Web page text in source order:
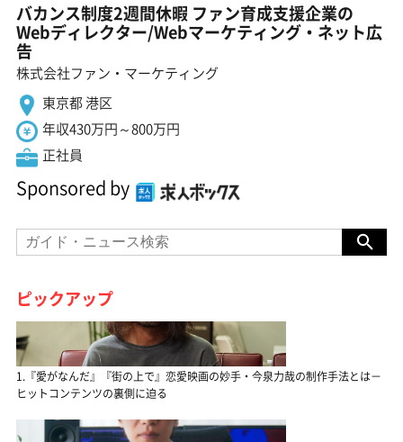
バカンス制度2週間休暇 ファン育成支援企業の
Webディレクター/Webマーケティング・ネット広
告
株式会社ファン・マーケティング
東京都 港区
年収430万円～800万円
正社員
Sponsored by
ピックアップ
1.『愛がなんだ』『街の上で』恋愛映画の妙手・今泉力哉の制作手法とは－
ヒットコンテンツの裏側に迫る